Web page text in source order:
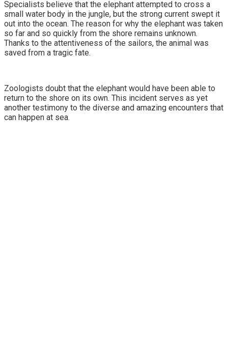
Specialists believe that the elephant attempted to cross a
small water body in the jungle, but the strong current swept it
out into the ocean. The reason for why the elephant was taken
so far and so quickly from the shore remains unknown.
Thanks to the attentiveness of the sailors, the animal was
saved from a tragic fate.
Zoologists doubt that the elephant would have been able to
return to the shore on its own. This incident serves as yet
another testimony to the diverse and amazing encounters that
can happen at sea.